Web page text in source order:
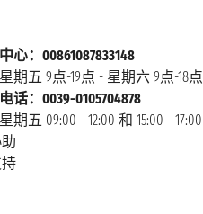
心：00861087833148
期五 9点-19点 - 星期六 9点-18
话：0039-0105704878
期五 09:00 - 12:00 和 15:00 - 17:00